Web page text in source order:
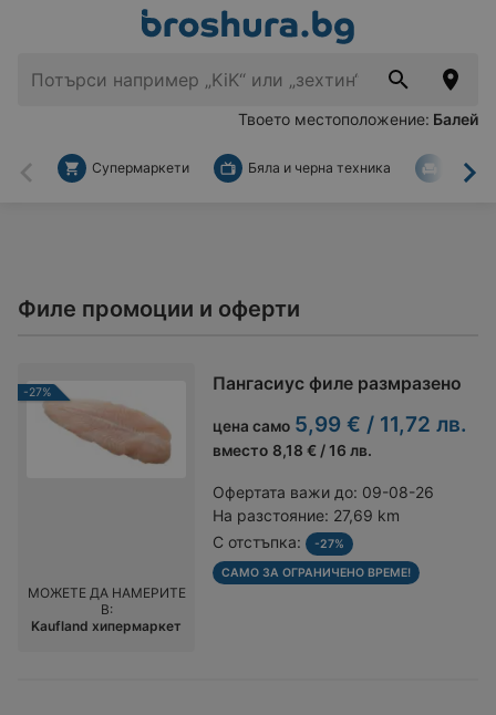
Твоето местоположение: Балей
Назад
Супермаркети Бяла и черна техника За
Филе промоции и оферти
-27% Пангасиус филе размразено
цена само 5,99 € / 11,72 лв.
вместо 8,18 € / 16 лв.
Офертата важи до: 09-08-26
На разстояние: 27,69 km
С отстъпка:
-27%
САМО ЗА ОГРАНИЧЕНО ВРЕМЕ!
МОЖЕТЕ ДА НАМЕРИТЕ
В:
Kaufland хипермаркет